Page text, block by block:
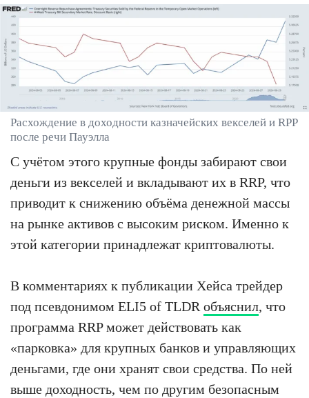
Расхождение в доходности казначейских векселей и RPP
после речи Пауэлла
С учётом этого крупные фонды забирают свои
деньги из векселей и вкладывают их в RRP, что
приводит к снижению объёма денежной массы
на рынке активов с высоким риском. Именно к
этой категории принадлежат криптовалюты.
В комментариях к публикации Хейса трейдер
под псевдонимом ELI5 of TLDR объяснил, что
программа RRP может действовать как
«парковка» для крупных банков и управляющих
деньгами, где они хранят свои средства. По ней
выше доходность, чем по другим безопасным